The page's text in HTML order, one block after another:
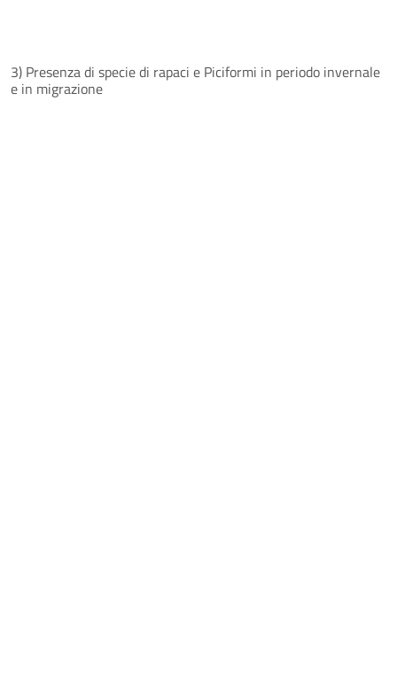
3) Presenza di specie di rapaci e Piciformi in periodo invernale
e in migrazione